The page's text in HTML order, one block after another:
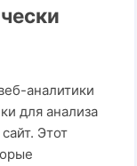
аналитики
для анализа
Этот